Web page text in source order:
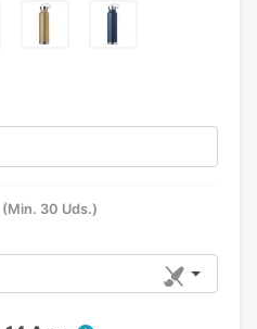
(Min. 30 Uds.)